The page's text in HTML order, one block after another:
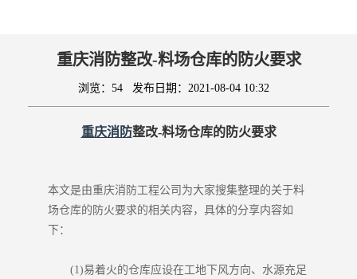
重庆消防整改-料场仓库的防火要求
浏览：54 发布日期：2021-08-04 10:32
重庆消防整改-料场仓库的防火要求
本文是由重庆消防工程公司为大家搜集整理的关于料
场仓库的防火要求的相关内容，具体的分享内容如
下：
(1)易着火的仓库应设在工地下风方向、水源充足